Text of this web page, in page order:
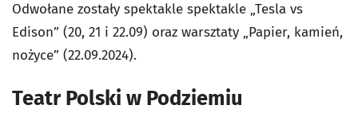
Odwołane zostały spektakle spektakle „Tesla vs
Edison” (20, 21 i 22.09) oraz warsztaty „Papier, kamień,
nożyce” (22.09.2024).
Teatr Polski w Podziemiu